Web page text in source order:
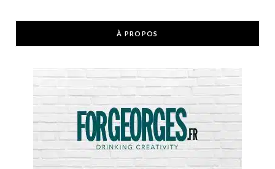
À PROPOS